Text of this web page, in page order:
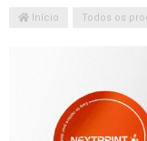
Início Todos os